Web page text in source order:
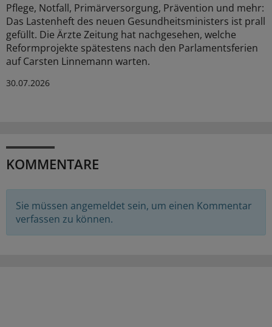
Pflege, Notfall, Primärversorgung, Prävention und mehr:
Das Lastenheft des neuen Gesundheitsministers ist prall
gefüllt. Die Ärzte Zeitung hat nachgesehen, welche
Reformprojekte spätestens nach den Parlamentsferien
auf Carsten Linnemann warten.
30.07.2026
KOMMENTARE
Sie müssen angemeldet sein, um einen Kommentar
verfassen zu können.